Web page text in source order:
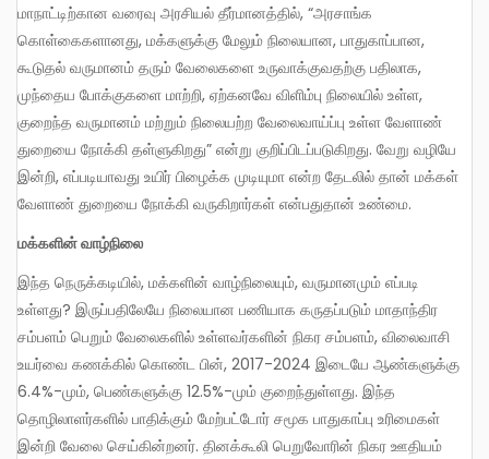
மாநாட்டிற்கான வரைவு அரசியல் தீர்மானத்தில், “அரசாங்க
கொள்கைகளானது, மக்களுக்கு மேலும் நிலையான, பாதுகாப்பான,
கூடுதல் வருமானம் தரும் வேலைகளை உருவாக்குவதற்கு பதிலாக,
முந்தைய போக்குகளை மாற்றி, ஏற்கனவே விளிம்பு நிலையில் உள்ள,
குறைந்த வருமானம் மற்றும் நிலையற்ற வேலைவாய்ப்பு உள்ள வேளாண்
துறையை நோக்கி தள்ளுகிறது” என்று குறிப்பிடப்படுகிறது. வேறு வழியே
இன்றி, எப்படியாவது உயிர் பிழைக்க முடியுமா என்ற தேடலில் தான் மக்கள்
வேளாண் துறையை நோக்கி வருகிறார்கள் என்பதுதான் உண்மை.
மக்களின் வாழ்நிலை
இந்த நெருக்கடியில், மக்களின் வாழ்நிலையும், வருமானமும் எப்படி
உள்ளது? இருப்பதிலேயே நிலையான பணியாக கருதப்படும் மாதாந்திர
சம்பளம் பெறும் வேலைகளில் உள்ளவர்களின் நிகர சம்பளம், விலைவாசி
உயர்வை கணக்கில் கொண்ட பின், 2017-2024 இடையே ஆண்களுக்கு
6.4%-மும், பெண்களுக்கு 12.5%-மும் குறைந்துள்ளது. இந்த
தொழிலாளர்களில் பாதிக்கும் மேற்பட்டோர் சமூக பாதுகாப்பு உரிமைகள்
இன்றி வேலை செய்கின்றனர். தினக்கூலி பெறுவோரின் நிகர ஊதியம்